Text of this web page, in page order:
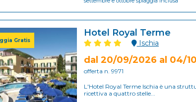
Gratis
Hotel Royal Terme
Ischia
dal 20/09/2026 al 04/
offerta n. 9971
L'Hotel Royal Terme Ischia è una
ricettiva a quattro stelle...